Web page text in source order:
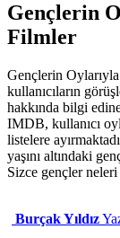
Gençlerin
Filmler
Gençlerin
kullanıcıların
hakkında bilgi
IMDB, kullanıcı
listelere
yaşını altındaki
Sizce gençler
Burçak Yıldız